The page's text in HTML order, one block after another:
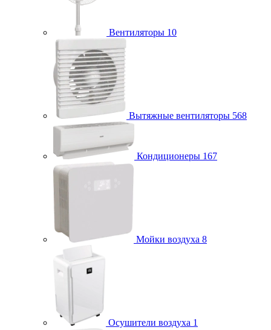
Вентиляторы 10
Вытяжные вентиляторы 568
Кондиционеры 167
Мойки воздуха 8
Осушители воздуха 1